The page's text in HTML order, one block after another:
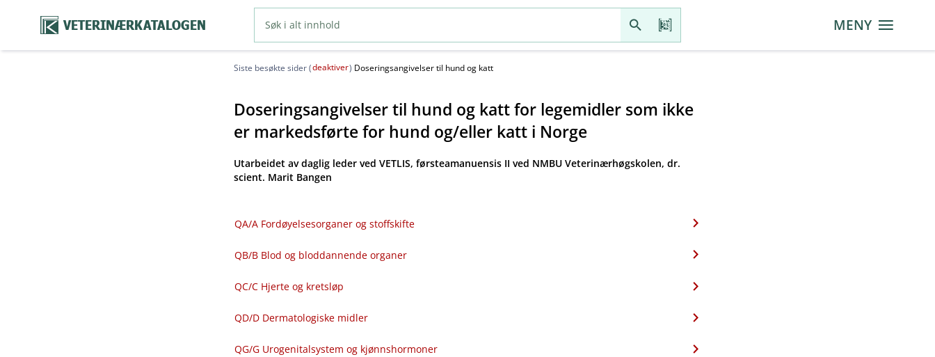
VETERINÆRKATALOGEN MENY
Siste besøkte sider (deaktiver) Doseringsangivelser til hund og katt
Doseringsangivelser til hund og katt for legemidler som ikke
er markedsførte for hund og​/​eller katt i Norge
Utarbeidet av daglig leder ved VETLIS, førsteamanuensis II ved NMBU Veterinærhøgskolen, dr.
scient. Marit Bangen
QA​/​A Fordøyelsesorganer og stoffskifte
QB​/​B Blod og bloddannende organer
QC​/​C Hjerte og kretsløp
QD​/​D Dermatologiske midler
QG​/​G Urogenitalsystem og kjønnshormoner